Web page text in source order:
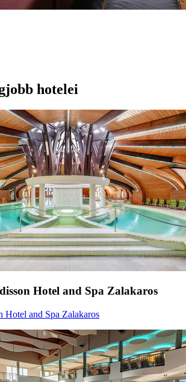
hotelei
Hotel and Spa Zalakaros
Hotel and Spa Zalakaros